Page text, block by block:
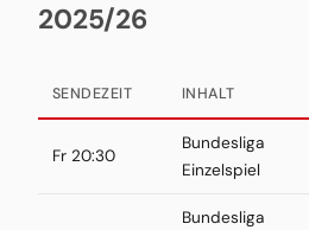
2025/26
SENDEZEIT INHALT
Fr 20:30
Bundesliga
Einzelspiel
Bundesliga